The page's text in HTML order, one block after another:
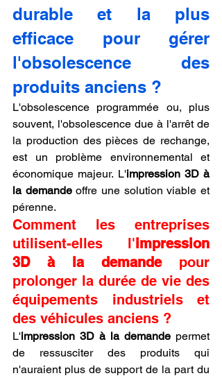
durable et la plus
efficace pour gérer
l'obsolescence des
produits anciens ?
L'obsolescence programmée ou, plus
souvent, l'obsolescence due à l'arrêt de
la production des pièces de rechange,
est un problème environnemental et
économique majeur. L'impression 3D à
la demande offre une solution viable et
pérenne.
Comment les entreprises
utilisent-elles l'impression
3D à la demande pour
prolonger la durée de vie des
équipements industriels et
des véhicules anciens ?
L'impression 3D à la demande permet
de ressusciter des produits qui
n'auraient plus de support de la part du